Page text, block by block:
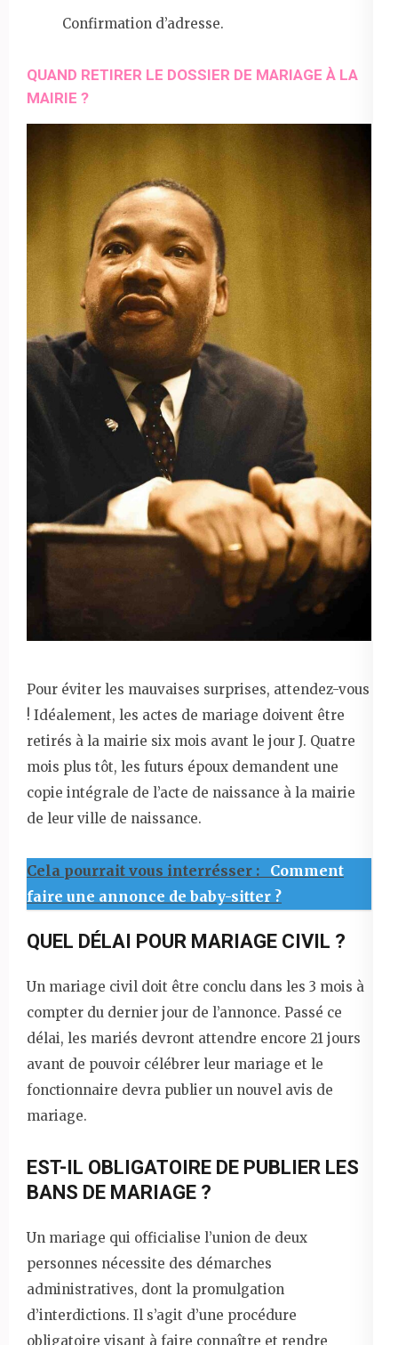
Confirmation d’adresse.
QUAND RETIRER LE DOSSIER DE MARIAGE À LA
MAIRIE ?
Pour éviter les mauvaises surprises, attendez-vous
! Idéalement, les actes de mariage doivent être
retirés à la mairie six mois avant le jour J. Quatre
mois plus tôt, les futurs époux demandent une
copie intégrale de l’acte de naissance à la mairie
de leur ville de naissance.
Cela pourrait vous interrésser :
Comment
faire une annonce de baby-sitter ?
QUEL DÉLAI POUR MARIAGE CIVIL ?
Un mariage civil doit être conclu dans les 3 mois à
compter du dernier jour de l’annonce. Passé ce
délai, les mariés devront attendre encore 21 jours
avant de pouvoir célébrer leur mariage et le
fonctionnaire devra publier un nouvel avis de
mariage.
EST-IL OBLIGATOIRE DE PUBLIER LES
BANS DE MARIAGE ?
Un mariage qui officialise l’union de deux
personnes nécessite des démarches
administratives, dont la promulgation
d’interdictions. Il s’agit d’une procédure
obligatoire visant à faire connaître et rendre